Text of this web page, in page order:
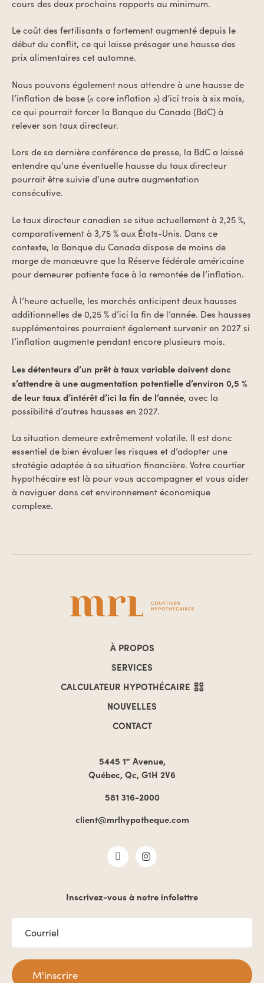
cours des deux prochains rapports au minimum.
Le coût des fertilisants a fortement augmenté depuis le
début du conflit, ce qui laisse présager une hausse des
prix alimentaires cet automne.
Nous pouvons également nous attendre à une hausse de
l’inflation de base (« core inflation ») d’ici trois à six mois,
ce qui pourrait forcer la Banque du Canada (BdC) à
relever son taux directeur.
Lors de sa dernière conférence de presse, la BdC a laissé
entendre qu’une éventuelle hausse du taux directeur
pourrait être suivie d’une autre augmentation
consécutive.
Le taux directeur canadien se situe actuellement à 2,25 %,
comparativement à 3,75 % aux États-Unis. Dans ce
contexte, la Banque du Canada dispose de moins de
marge de manœuvre que la Réserve fédérale américaine
pour demeurer patiente face à la remontée de l’inflation.
À l’heure actuelle, les marchés anticipent deux hausses
additionnelles de 0,25 % d’ici la fin de l’année. Des hausses
supplémentaires pourraient également survenir en 2027 si
l’inflation augmente pendant encore plusieurs mois.
Les détenteurs d’un prêt à taux variable doivent donc
s’attendre à une augmentation potentielle d’environ 0,5 %
de leur taux d’intérêt d’ici la fin de l’année, avec la
possibilité d’autres hausses en 2027.
La situation demeure extrêmement volatile. Il est donc
essentiel de bien évaluer les risques et d’adopter une
stratégie adaptée à sa situation financière. Votre courtier
hypothécaire est là pour vous accompagner et vous aider
à naviguer dans cet environnement économique
complexe.
À PROPOS
SERVICES
CALCULATEUR HYPOTHÉCAIRE
NOUVELLES
CONTACT
5445 1erAvenue,
Québec, Qc, G1H 2V6
581 316-2000
client@mrlhypotheque.com
Inscrivez-vous à notre infolettre